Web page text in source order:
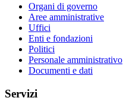
Organi di governo
Aree amministrative
Uffici
Enti e fondazioni
Politici
Personale amministrativo
Documenti e dati
Servizi